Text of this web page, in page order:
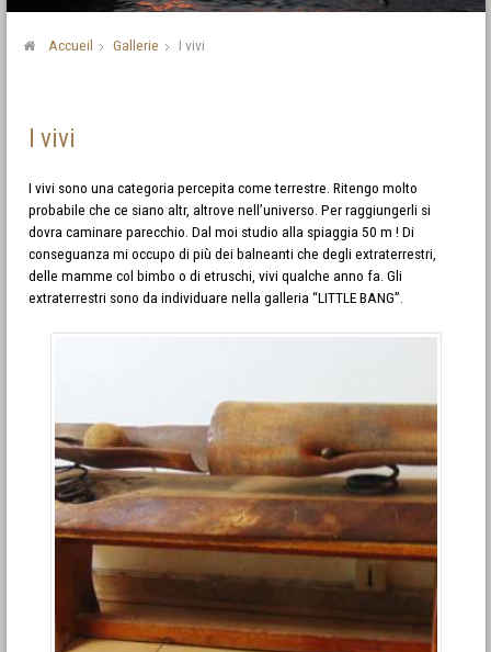
Accueil Gallerie I vivi
I vivi
I vivi sono una categoria percepita come terrestre. Ritengo molto
probabile che ce siano altr, altrove nell’universo. Per raggiungerli si
dovra caminare parecchio. Dal moi studio alla spiaggia 50 m ! Di
conseguanza mi occupo di più dei balneanti che degli extraterrestri,
delle mamme col bimbo o di etruschi, vivi qualche anno fa. Gli
extraterrestri sono da individuare nella galleria “LITTLE BANG”.